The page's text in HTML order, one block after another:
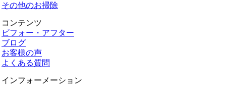
その他のお掃除
コンテンツ
ビフォー・アフター
ブログ
お客様の声
よくある質問
インフォーメーション